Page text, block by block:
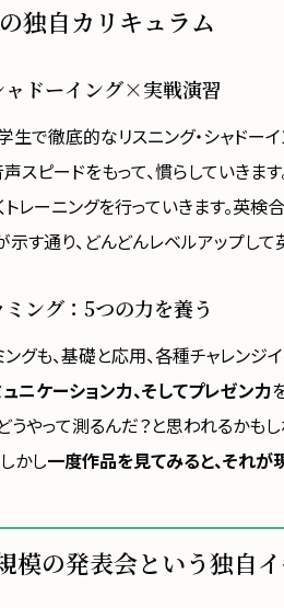
独自カリキュラム
ャドーイング×実戦演習
生で徹底的なリスニング・シャドー
スピードをもって、慣らしていきま
レーニングを行っていきます。英検
示す通り、どんどんレベルアップして
ング：5つの力を養う
グも、基礎と応用、各種チャレンジイ
ニケーション力、そしてプレゼン力
うやって測るんだ？と思われるかも
かし一度作品を見てみると、それが
模の発表会という独自